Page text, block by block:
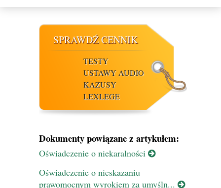
SPRAWDŹ CENNIK
TESTY
USTAWY AUDIO
KAZUSY
LEXLEGE
Dokumenty powiązane z artykułem:
Oświadczenie o niekaralności
Oświadczenie o nieskazaniu
prawomocnym wyrokiem za umyśln...